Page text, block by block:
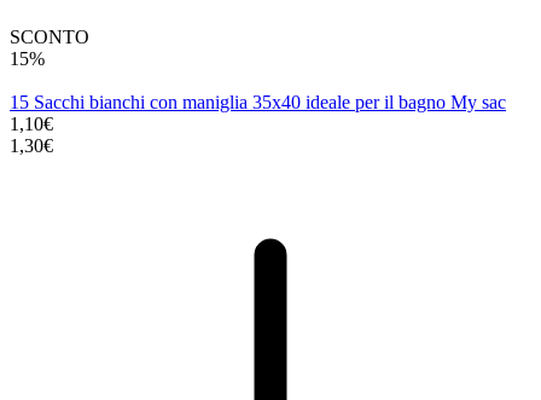
SCONTO
15%
15 Sacchi bianchi con maniglia 35x40 ideale per il bagno My sac
1,10€
1,30€